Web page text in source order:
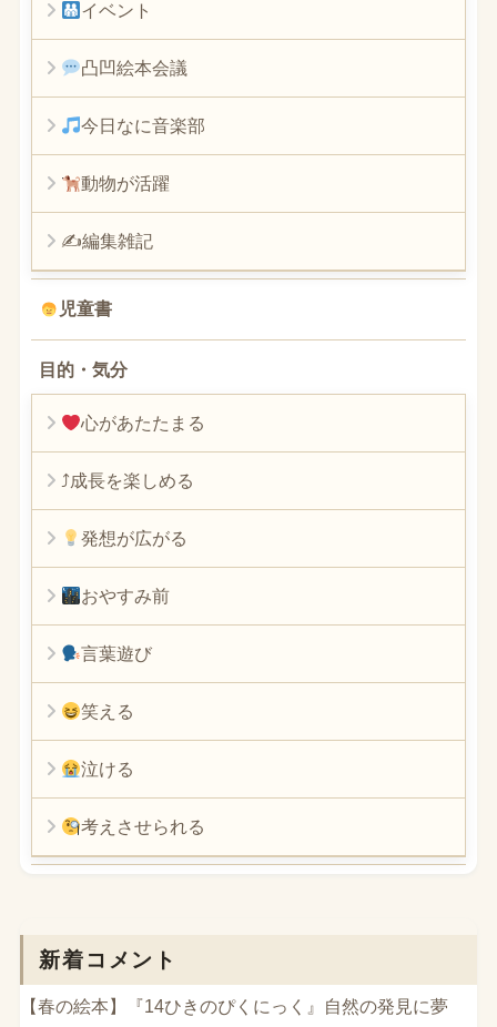
イベント
凸凹絵本会議
今日なに音楽部
動物が活躍
✍編集雑記
児童書
目的・気分
心があたたまる
⤴︎成長を楽しめる
発想が広がる
おやすみ前
言葉遊び
笑える
泣ける
考えさせられる
新着コメント
【春の絵本】『14ひきのぴくにっく』自然の発見に夢